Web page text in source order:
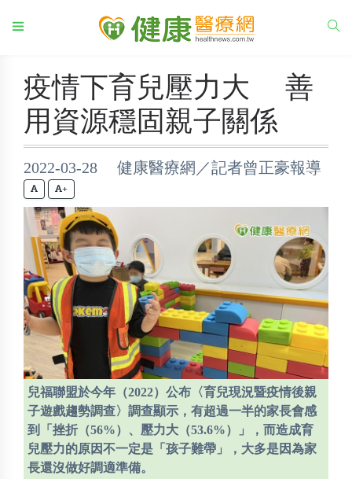
疫情下育兒壓力大 善
用資源穩固親子關係
2022-03-28 健康醫療網／記者曾正豪報導
+
兒福聯盟於今年（2022）公布〈育兒現況暨疫情後親
子遊戲趨勢調查〉調查顯示，有超過一半的家長會感
到「挫折（56%）、壓力大（53.6%）」，而造成育
兒壓力的原因不一定是「孩子難帶」，大多是因為家
長還沒做好調適準備。